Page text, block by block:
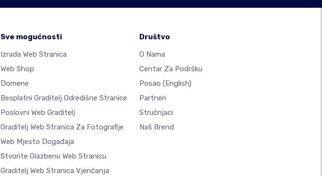
Sve mogućnosti
Izrada Web Stranica
Web Shop
Domene
Besplatni Graditelj Odredišne Stranice
Poslovni Web Graditelj
Graditelj Web Stranica Za Fotografije
Web Mjesto Događaja
Stvorite Glazbenu Web Stranicu
Graditelj Web Stranica Vjenčanja
Društvo
O Nama
Centar Za Podršku
Posao (English)
Partneri
Stručnjaci
Naš Brend